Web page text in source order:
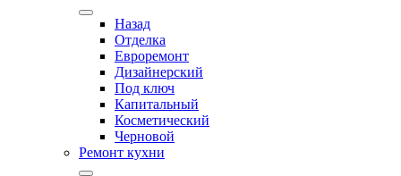
Назад
Отделка
Евроремонт
Дизайнерский
Под ключ
Капитальный
Косметический
Черновой
Ремонт кухни